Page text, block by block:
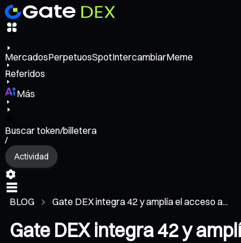
MercadosPerpetuosSpotIntercambiarMeme
Referidos
Más
Buscar token/billetera
/
Actividad
BLOG Gate DEX integra 42 y amplía el acceso a...
Gate DEX integra 42 y